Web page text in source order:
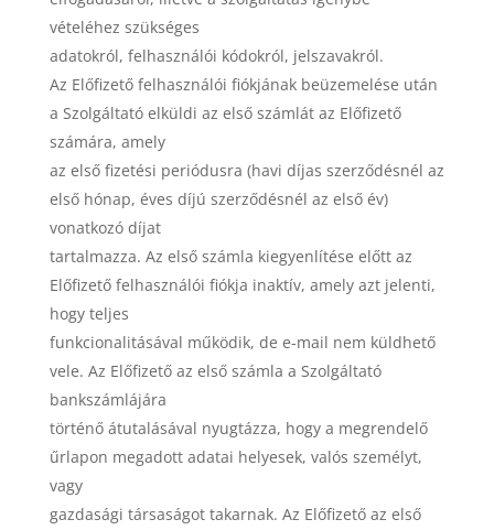
vételéhez szükséges
adatokról, felhasználói kódokról, jelszavakról.
Az Előfizető felhasználói fiókjának beüzemelése után
a Szolgáltató elküldi az első számlát az Előfizető
számára, amely
az első fizetési periódusra (havi díjas szerződésnél az
első hónap, éves díjú szerződésnél az első év)
vonatkozó díjat
tartalmazza. Az első számla kiegyenlítése előtt az
Előfizető felhasználói fiókja inaktív, amely azt jelenti,
hogy teljes
funkcionalitásával működik, de e-mail nem küldhető
vele. Az Előfizető az első számla a Szolgáltató
bankszámlájára
történő átutalásával nyugtázza, hogy a megrendelő
űrlapon megadott adatai helyesek, valós személyt,
vagy
gazdasági társaságot takarnak. Az Előfizető az első